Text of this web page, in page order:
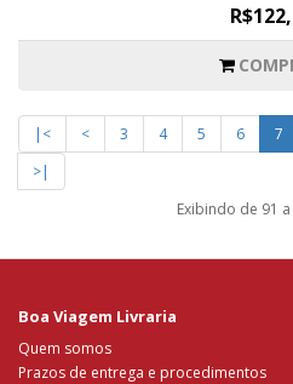
|< < 3 4 5 6 7
>|
Exibindo de 91
Boa Viagem Livraria
Quem somos
Prazos de entrega e procedimentos